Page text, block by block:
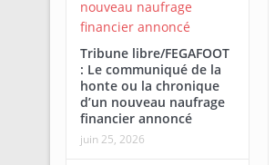
Tribune libre/FEGAFOOT
: Le communiqué de la
honte ou la chronique
d’un nouveau naufrage
financier annoncé
juin 25, 2026